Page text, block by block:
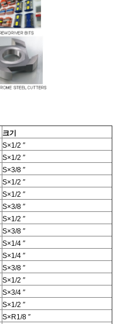
크기
S×1/2 ″
S×1/2 ″
S×3/8 ″
S×1/2 ″
S×1/2 ″
S×3/8 ″
S×1/2 ″
S×3/8 ″
S×1/4 ″
S×1/4 ″
S×3/8 ″
S×1/2 ″
S×3/4 ″
S×1/2 ″
S×R1/8 ″